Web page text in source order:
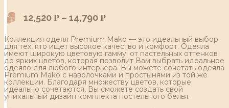
12,520 Р – 14,790 Р
Коллекция одеял Premium Mako — это идеальный выбор
для тех, кто ищет высокое качество и комфорт. Одеяла
имеют широкую цветовую гамму: от пастельных оттенков
до ярких цветов, которая позволит Вам выбрать идеальное
одеяло для любого интерьера. Вы можете сочетать одеяла
Premium Mako с наволочками и простынями из той же
коллекции. Благодаря множеству цветов, которые
идеально сочетаются, Вы сможете создать свой
уникальный дизайн комплекта постельного белья.